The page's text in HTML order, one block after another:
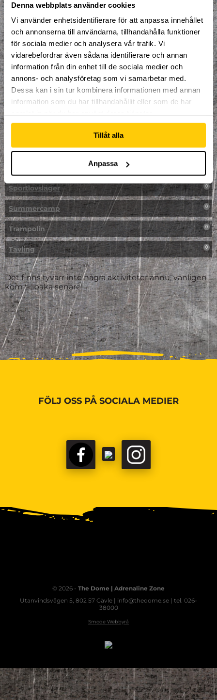
Denna webbplats använder cookies
Vi använder enhetsidentifierare för att anpassa innehållet
och annonserna till användarna, tillhandahålla funktioner
för sociala medier och analysera vår trafik. Vi
vidarebefordrar även sådana identifierare och annan
information från din enhet till de sociala medier och
annons- och analysföretag som vi samarbetar med.
Dessa kan i sin tur kombinera informationen med annan
information som du har tillhandahållit eller som de har
Tillåt alla
Anpassa
LAN
Multisport
Mässa
NPF-Träning
Parkour
Påsk på Dome
Påsklovsläger 0
Skateboard 0
Sportlovsläger 0
Summercamp 0
Trampolin 0
Tävling 0
Det finns tyvärr inte några aktiviteter ännu, vänligen
kom tillbaka senare!
FÖLJ OSS PÅ SOCIALA MEDIER
© 2026 - The Dome | Adrenaline Zone
Utanvindsvägen 5, 802 57 Gävle | info@thedome.se | tel. 026-
38000
Smode Webbyrå